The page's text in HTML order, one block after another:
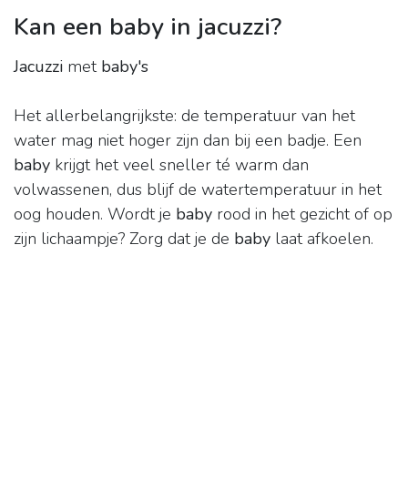
Kan een baby in jacuzzi?
Jacuzzi met baby's
Het allerbelangrijkste: de temperatuur van het
water mag niet hoger zijn dan bij een badje. Een
baby krijgt het veel sneller té warm dan
volwassenen, dus blijf de watertemperatuur in het
oog houden. Wordt je baby rood in het gezicht of op
zijn lichaampje? Zorg dat je de baby laat afkoelen.